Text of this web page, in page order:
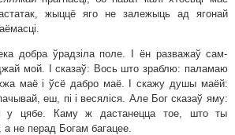
жыццё яго не залежыць ад ягонай
добра ўрадзіла поле. І ён разважаў сам-
мой. І сказаў: Вось што зраблю: паламаю
маё і ўсё дабро маё. І скажу душы маёй:
еш, пі і весяліся. Але Бог сказаў яму:
у цябе. Каму ж дастанецца тое, што ты
а не перад Богам багацее.